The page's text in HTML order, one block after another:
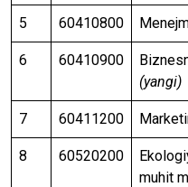
5 60410800
6 60410900
(yangi)
7 60411200
8 60520200
muhit